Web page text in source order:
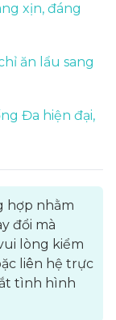
xịn, đáng
ăn lẩu sang
Đa hiện đại,
hợp nhằm
đổi mà
lòng kiểm
liên hệ trực
tình hình